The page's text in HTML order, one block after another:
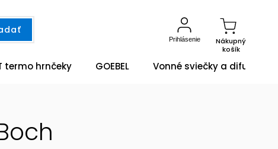
Nákupný
košík
Prihlásenie
termo hrnčeky GOEBEL Vonné sviečky a difuzéry